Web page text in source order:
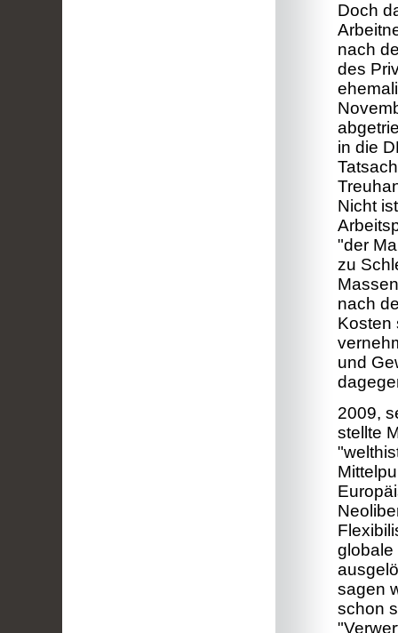
Doch
nach
des
in die
Nicht
"der
zu
nach
Kosten
und
2009,
stellte
globale
sagen
schon